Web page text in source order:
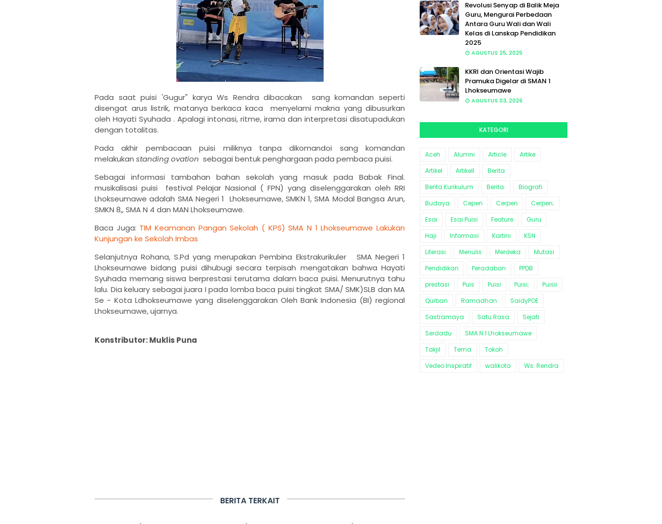
Pada saat puisi 'Gugur" karya Ws Rendra dibacakan sang komandan seperti
disengat arus listrik, matanya berkaca kaca menyelami makna yang dibusurkan
oleh Hayati Syuhada . Apalagi intonasi, ritme, irama dan interpretasi disatupadukan
dengan totalitas.
Pada akhir pembacaan puisi miliknya tanpa dikomandoi sang komandan
melakukan standing ovation sebagai bentuk penghargaan pada pembaca puisi.
Sebagai informasi tambahan bahan sekolah yang masuk pada Babak Final.
musikalisasi puisi festival Pelajar Nasional ( FPN) yang diselenggarakan oleh RRI
Lhokseumawe adalah SMA Negeri 1 Lhokseumawe, SMKN 1, SMA Modal Bangsa Arun,
SMKN 8,, SMA N 4 dan MAN Lhokseumawe.
Baca Juga: TIM Keamanan Pangan Sekolah ( KPS) SMA N 1 Lhokseumawe Lakukan
Kunjungan ke Sekolah Imbas
Selanjutnya Rohana, S.Pd yang merupakan Pembina Ekstrakurikuler SMA Negeri 1
Lhokseumawe bidang puisi dihubugi secara terpisah mengatakan bahwa Hayati
Syuhada memang siswa berprestasi terutama dalam baca puisi. Menurutnya tahu
lalu. Dia keluary sebagai juara I pada lomba baca puisi tingkat SMA/ SMK)SLB dan MA
Se - Kota Ldhokseumawe yang diselenggarakan Oleh Bank Indonesia (BI) regional
Lhokseumawe, ujarnya.
Konstributor: Muklis Puna
BERITA TERKAIT
Revolusi Senyap di Balik Meja
Guru, Mengurai Perbedaan
Antara Guru Wali dan Wali
Kelas di Lanskap Pendidikan
2025
AGUSTUS 25, 2025
KKRI dan Orientasi Wajib
Pramuka Digelar di SMAN 1
Lhokseumawe
AGUSTUS 03, 2026
KATEGORI
Aceh Alumni Article
Artike
Artikel
Artikell
Berita
Berita Kurikulum
Berita.
Biografi
Budaya
Cepen Cerpen
Cerpen;
Esai
Esai.Puisi Feature
Guru
Haji
Informasi Kartini
KSN
Literasi
Menulis Merdeka
Mutasi
Pendidikan
Peradaban
PPDB
prestasi
Puis Puisi Puisi;
Puisii
Qurban
Ramadhan
SaidyPOE
Sastramaya
Satu Rasa
Sejati
Serdadu
SMA N 1 Lhokseumawe
Takjil
Tema
Tokoh
Vedeo Inspiratif
walikota Ws. Rendra